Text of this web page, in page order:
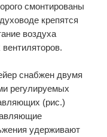
смонтированы
крепятся
воздуха
снабжен двумя
регулируемых
(рис.)
удерживают